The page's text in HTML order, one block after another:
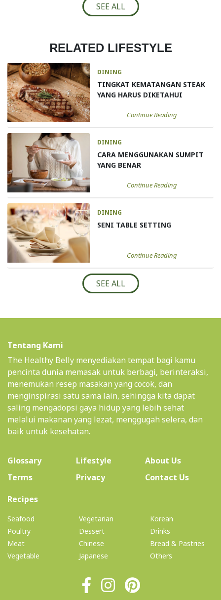
SEE ALL
RELATED LIFESTYLE
DINING
TINGKAT KEMATANGAN STEAK
YANG HARUS DIKETAHUI
Continue Reading
DINING
CARA MENGGUNAKAN SUMPIT
YANG BENAR
Continue Reading
DINING
SENI TABLE SETTING
Continue Reading
SEE ALL
Tentang Kami
The Healthy Belly menyediakan tempat bagi kamu
pencinta dunia memasak untuk berbagi, berinteraksi,
menemukan resep masakan yang cocok, dan
menginspirasi satu sama lain, sehingga kita dapat
saling mengadopsi gaya hidup yang lebih sehat
melalui makanan yang lezat, menggugah selera, dan
baik untuk kesehatan.
Glossary Lifestyle About Us(current)
Terms
Privacy
Contact Us
Recipes(current)
Seafood
Poultry
Meat
Vegetable
Vegetarian
Dessert
Chinese
Japanese
Korean
Drinks
Bread & Pastries
Others